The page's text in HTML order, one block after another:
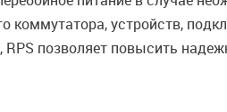
коммутатора, устройств,
позволяет повысить